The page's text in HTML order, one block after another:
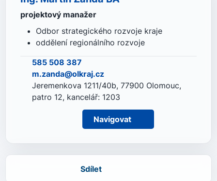
projektový manažer
Odbor strategického rozvoje kraje
oddělení regionálního rozvoje
585 508 387
m.zanda@olkraj.cz
Jeremenkova 1211/40b, 77900 Olomouc,
patro 12, kancelář: 1203
Navigovat
Sdílet